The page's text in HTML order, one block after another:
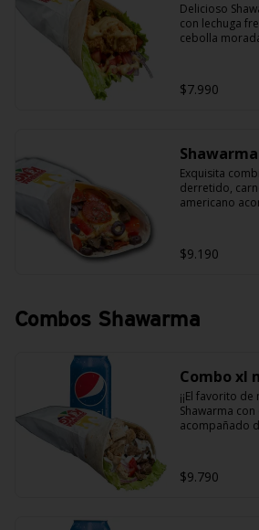
Delicioso
con lechuga
cebolla
$7.990
Exquisita
derretido,
americano
$9.190
Combos Shawarma
Combo xl
¡¡El favorito
Shawarma
acompañado
refrescante
$9.790